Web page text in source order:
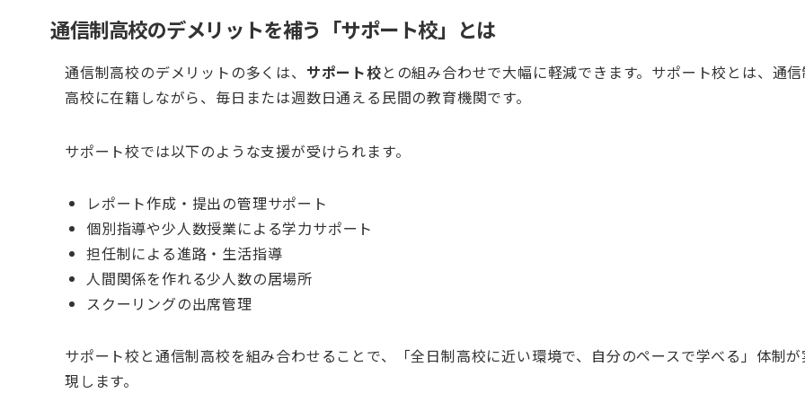
通信制高校のデメリットを補う「サポート校」とは
通信制高校のデメリットの多くは、 サポート校との組み合わせで大幅に軽減できます。サポート校とは、通
高校に在籍しながら、毎日または週数日通える民間の教育機関です。
サポート校では以下のような支援が受けられます。
レポート作成・提出の管理サポート
個別指導や少人数授業による学力サポート
担任制による進路・生活指導
人間関係を作れる少人数の居場所
スクーリングの出席管理
サポート校と通信制高校を組み合わせることで、「全日制高校に近い環境で、自分のペースで学べる」体制
現します。